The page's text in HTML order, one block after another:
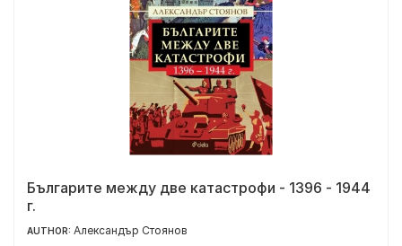
Българите между две катастрофи - 1396 - 1944
г.
AUTHOR: Александър Стоянов